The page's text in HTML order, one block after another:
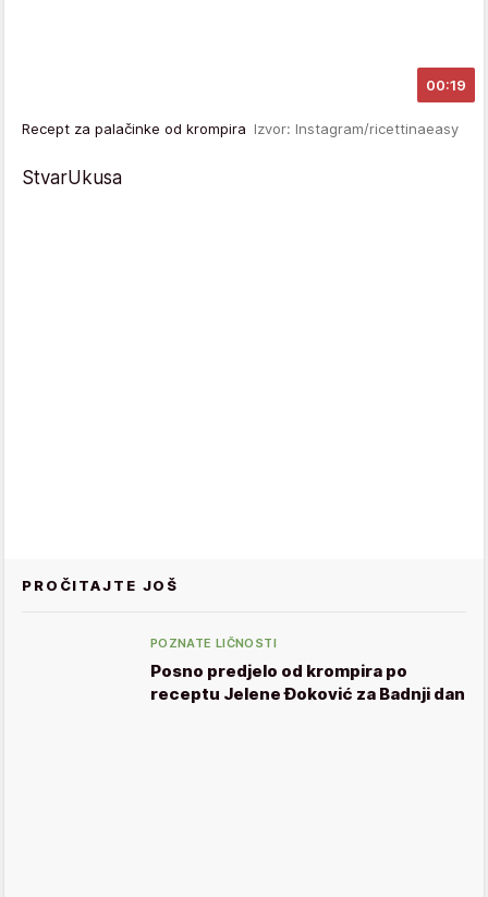
00:19
Recept za palačinke od krompira Izvor: Instagram/ricettinaeasy
StvarUkusa
PROČITAJTE JOŠ
POZNATE LIČNOSTI
Posno predjelo od krompira po
receptu Jelene Đoković za Badnji dan